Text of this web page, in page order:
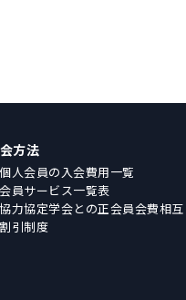
方法
個人会員の入会費用一覧
会員サービス一覧表
協力協定学会との正会員会費相互
割引制度